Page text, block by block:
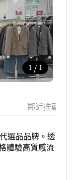
1 / 1
鄰近推薦景點
選品品牌。透
體驗高質感流